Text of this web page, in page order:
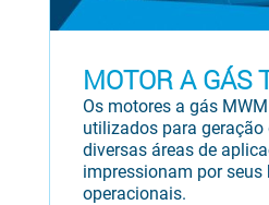
MOTOR A GÁS
Os motores a gás
utilizados para geração
diversas áreas de
impressionam por
operacionais.